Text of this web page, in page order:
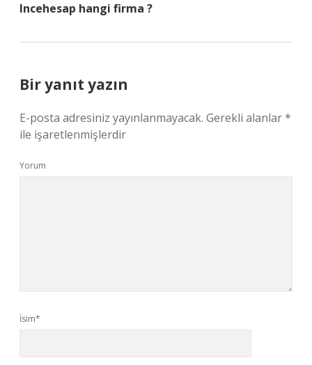
Incehesap hangi firma ?
Bir yanıt yazın
E-posta adresiniz yayınlanmayacak. Gerekli alanlar*
ile işaretlenmişlerdir
Yorum
İsim*